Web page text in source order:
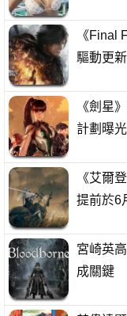
《Final
驅動更
《劍星
計劃曝光
《艾爾
提前於6
宮崎英
成關鍵